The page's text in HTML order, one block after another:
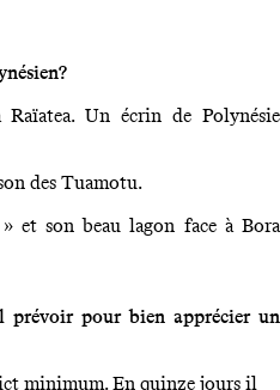
Un écrin de Polynésie
des Tuamotu.
» et son beau lagon face à Bora
pour bien apprécier un
minimum. En quinze jours il